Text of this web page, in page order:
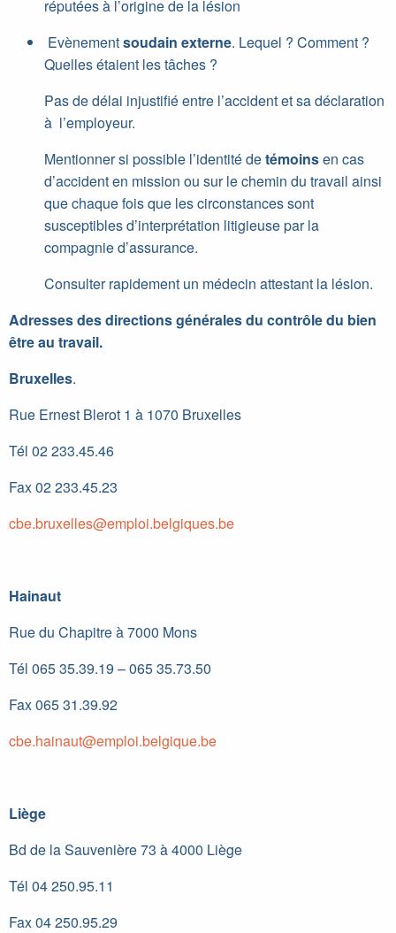
réputées à l’origine de la lésion
Evènementsoudain externe. Lequel ? Comment ?
Quelles étaient les tâches ?
Pas de délai injustifié entre l’accident et sa déclaration
à l’employeur.
Mentionner si possible l’identité detémoinsen cas
d’accident en mission ou sur le chemin du travail ainsi
que chaque fois que les circonstances sont
susceptibles d’interprétation litigieuse par la
compagnie d’assurance.
Consulter rapidement un médecin attestant la lésion.
Adresses des directions générales du contrôle du bien
être au travail.
Bruxelles.
Rue Ernest Blerot 1 à 1070 Bruxelles
Tél 02 233.45.46
Fax 02 233.45.23
cbe.bruxelles@emploi.belgiques.be
Hainaut
Rue du Chapitre à 7000 Mons
Tél 065 35.39.19 – 065 35.73.50
Fax 065 31.39.92
cbe.hainaut@emploi.belgique.be
Liège
Bd de la Sauvenière 73 à 4000 Liège
Tél 04 250.95.11
Fax 04 250.95.29